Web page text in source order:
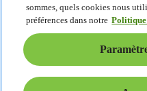
Politique de confidentialité
Politique en matière de cookies
Mentions légales
Informations légales
Politique en matière
Paramètres des cookies
France - Français
sommes, quels cookies nous
préférences dans notre Politique